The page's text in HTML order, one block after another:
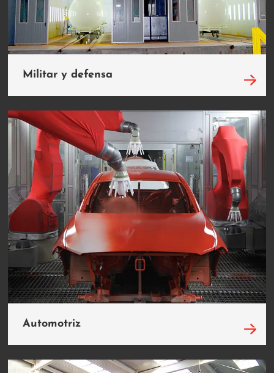
Militar y defensa
Automotriz